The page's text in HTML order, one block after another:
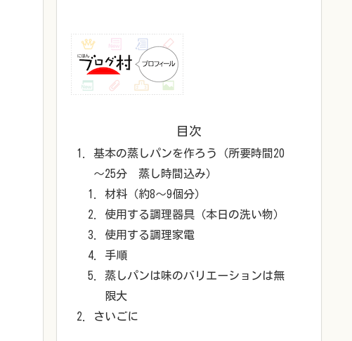
目次
基本の蒸しパンを作ろう（所要時間20
～25分 蒸し時間込み）
材料（約8～9個分）
使用する調理器具（本日の洗い物）
使用する調理家電
手順
蒸しパンは味のバリエーションは無
限大
さいごに